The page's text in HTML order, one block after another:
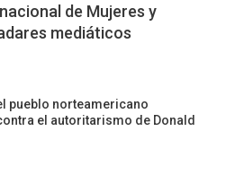
de Mujeres y
mediáticos
pueblo norteamericano
el autoritarismo de Donald